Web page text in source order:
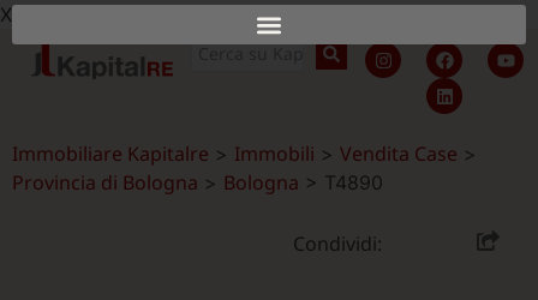
X
Immobiliare Kapitalre > Immobili > Vendita Case >
Provincia di Bologna > Bologna > T4890
Condividi: